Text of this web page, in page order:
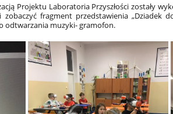
Projektu Laboratoria Przyszłości zostały
fragment przedstawienia „Dziadek
odtwarzania muzyki- gramofon.